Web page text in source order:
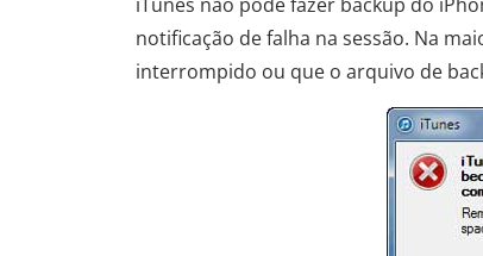
notificação de falha na sessão. Na
interrompido ou que o arquivo de